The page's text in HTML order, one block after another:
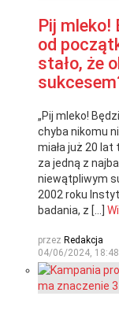
Pij mleko!
od
stało, że
„Pij mleko!
chyba nikomu
miała już 20
za jedną z
niewątpliwym
2002 roku
badania, z […]
przez Redakcja
04/06/2024, 18:48